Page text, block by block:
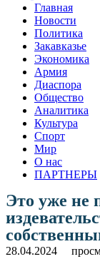
Главная
Новости
Политика
Закавказье
Экономика
Армия
Диаспора
Общество
Аналитика
Культура
Спорт
Мир
О нас
ПАРТНЕРЫ
Это уже не
28.04.2024